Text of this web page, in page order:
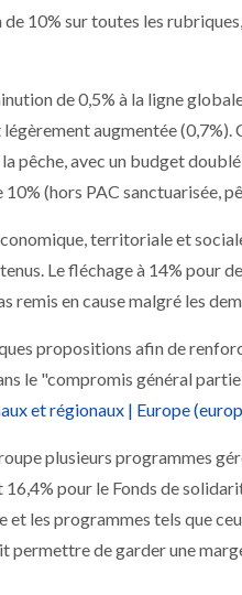
10% sur toutes les
de 0,5% à la ligne
augmentée
pêche, avec un budget
(hors PAC sanctuarisée,
territoriale et
Le fléchage à 14% pour
remis en cause malgré les
propositions afin de
le "compromis général
et régionaux | Europe
plusieurs programmes
pour le Fonds de
les programmes tels que
permettre de garder une